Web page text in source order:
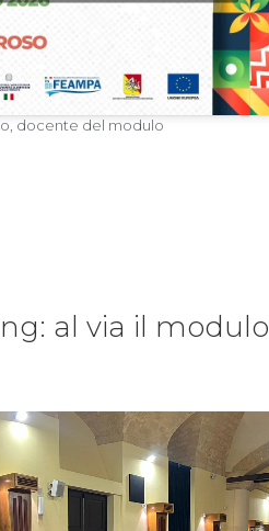
docente del modulo
al via il modulo